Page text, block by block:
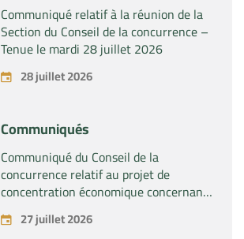
Communiqué relatif à la réunion de la
Section du Conseil de la concurrence –
Tenue le mardi 28 juillet 2026
28 juillet 2026
Communiqués
Communiqué du Conseil de la
concurrence relatif au projet de
concentration économique concernant
la prise du contrôle exclusif par la
société « Substipharm SAS » des actifs
27 juillet 2026